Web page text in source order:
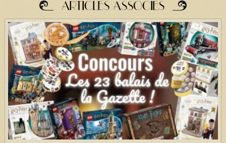
ARTICLES ASSOCIÉS